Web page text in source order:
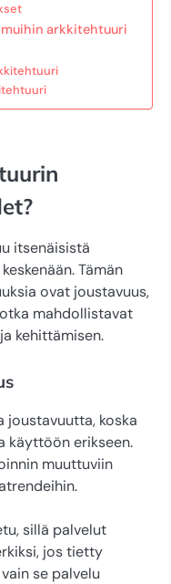
arkkitehtuuri
itsenäisistä
Tämän
ovat joustavuus,
mahdollistavat
kehittämisen.
koska
käyttöön erikseen.
muuttuviin
sillä palvelut
jos tietty
se palvelu